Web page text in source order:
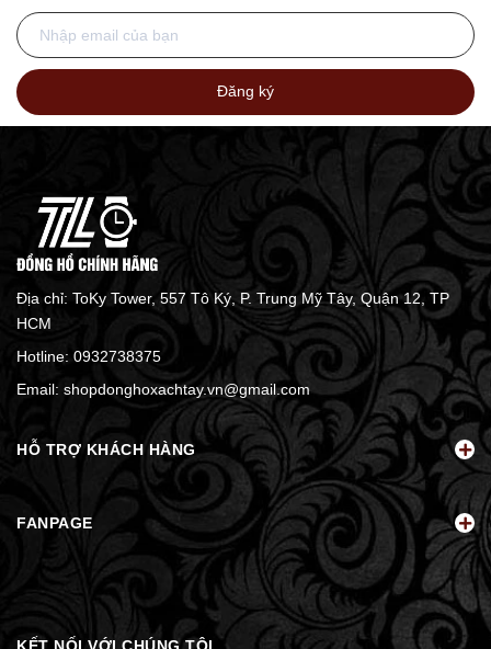
Đăng ký
Địa chỉ: ToKy Tower, 557 Tô Ký, P. Trung Mỹ Tây, Quận 12, TP
HCM
Hotline: 0932738375
Email: shopdonghoxachtay.vn@gmail.com
HỖ TRỢ KHÁCH HÀNG
FANPAGE